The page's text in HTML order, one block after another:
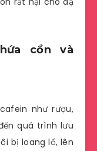
cồn và
như rượu,
quá trình lưu
bị loang lổ, lên